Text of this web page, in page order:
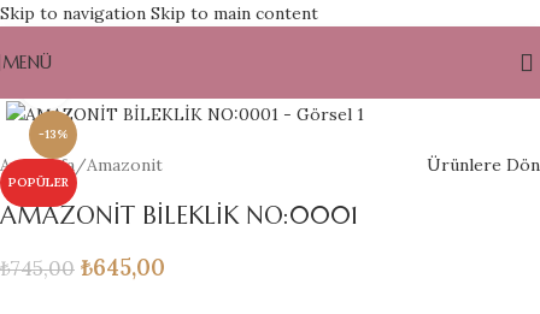
Skip to navigation Skip to main content
MENÜ
-13%
POPÜLER
Ana Sayfa /Amazonit Ürünlere Dön
AMAZONİT BİLEKLİK NO:0001
₺745,00 ₺645,00